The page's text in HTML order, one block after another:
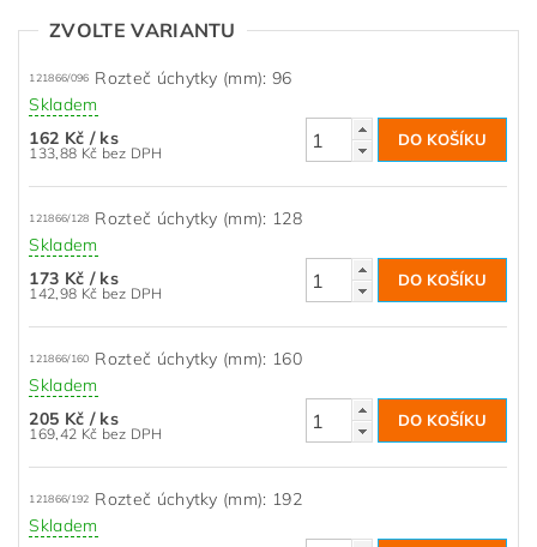
ZVOLTE VARIANTU
121866/096 Rozteč úchytky (mm): 96
Skladem
162 Kč / ks
133,88 Kč bez DPH
121866/128 Rozteč úchytky (mm): 128
Skladem
173 Kč / ks
142,98 Kč bez DPH
121866/160 Rozteč úchytky (mm): 160
Skladem
205 Kč / ks
169,42 Kč bez DPH
121866/192 Rozteč úchytky (mm): 192
Skladem